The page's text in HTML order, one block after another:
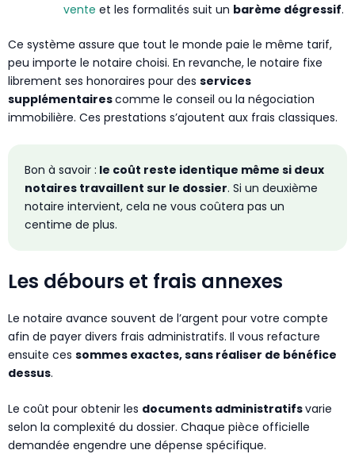
vente et les formalités suit un barème dégressif.
Ce système assure que tout le monde paie le même tarif,
peu importe le notaire choisi. En revanche, le notaire fixe
librement ses honoraires pour des services
supplémentairescomme le conseil ou la négociation
immobilière. Ces prestations s’ajoutent aux frais classiques.
Bon à savoir : le coût reste identique même si deux
notaires travaillent sur le dossier. Si un deuxième
notaire intervient, cela ne vous coûtera pas un
centime de plus.
Les débours et frais annexes
Le notaire avance souvent de l’argent pour votre compte
afin de payer divers frais administratifs. Il vous refacture
ensuite ces sommes exactes, sans réaliser de bénéfice
dessus.
Le coût pour obtenir les documents administratifsvarie
selon la complexité du dossier. Chaque pièce officielle
demandée engendre une dépense spécifique.